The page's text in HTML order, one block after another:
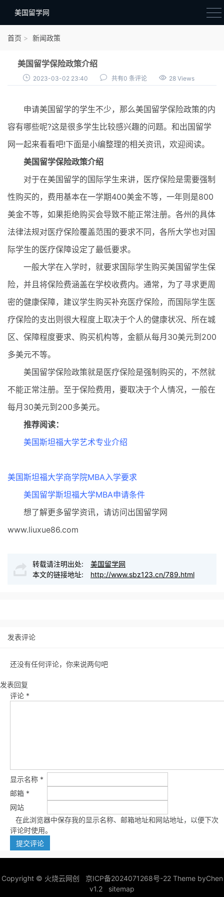
美国留学网
院校选择
材料准备
签证办理
留学生活
首页 新闻政策
美国留学保险政策介绍
2023-03-02 23:40 共有0 条评论 28 Views
申请美国留学的学生不少，那么美国留学保险政策的内
容有哪些呢?这是很多学生比较感兴趣的问题。和出国留学
网一起来看看吧!下面是小编整理的相关资讯，欢迎阅读。
美国留学保险政策介绍
对于在美国留学的国际学生来讲，医疗保险是需要强制
性购买的，费用基本在一学期400美金不等，一年则是800
美金不等，如果拒绝购买会导致不能正常注册。各州的具体
法律法规对医疗保险覆盖范围的要求不同，各所大学也对国
际学生的医疗保障设定了最低要求。
一般大学在入学时，就要求国际学生购买美国留学生保
险，并且将保险费涵盖在学校收费内。通常，为了寻求更周
密的健康保障，建议学生购买补充医疗保险，而国际学生医
疗保险的支出则很大程度上取决于个人的健康状况、所在城
区、保障程度要求、购买机构等，金额从每月30美元到200
多美元不等。
美国留学保险政策就是医疗保险是强制购买的，不然就
不能正常注册。至于保险费用，要取决于个人情况，一般在
每月30美元到200多美元。
推荐阅读：
美国斯坦福大学艺术专业介绍
美国斯坦福大学商学院MBA入学要求
美国留学斯坦福大学MBA申请条件
想了解更多留学资讯，请访问出国留学网
www.liuxue86.com
转载请注明出处:
美国留学网
本文的链接地址:
http://www.sbz123.cn/789.html
发表评论
还没有任何评论，你来说两句吧
发表回复
评论 *
显示名称 *
邮箱 *
网站
在此浏览器中保存我的显示名称、邮箱地址和网站地址，以便下次
评论时使用。
Copyright © 火烧云网创 京ICP备2024071268号-22Theme byChen
v1.2
sitemap